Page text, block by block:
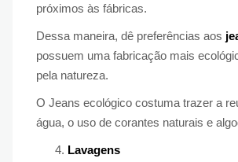
próximos às fábricas.
Dessa maneira, dê preferências aos
possuem uma fabricação mais
pela natureza.
O Jeans ecológico costuma trazer a
água, o uso de corantes naturais e
Lavagens